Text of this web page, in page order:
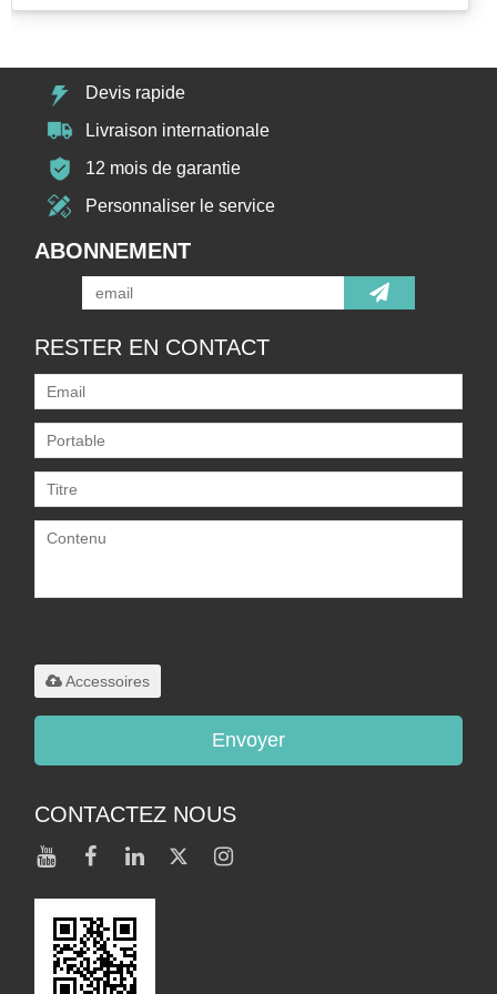
Devis rapide
Livraison internationale
12 mois de garantie
Personnaliser le service
ABONNEMENT
RESTER EN CONTACT
Accessoires
Envoyer
CONTACTEZ NOUS